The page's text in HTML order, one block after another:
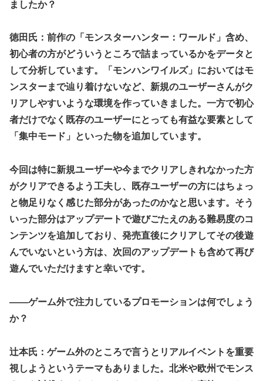
ましたか？
徳田氏：前作の「モンスターハンター：ワールド」含め、
初心者の方がどういうところで詰まっているかをデータと
して分析しています。「モンハンワイルズ」においてはモ
ンスターまで辿り着けないなど、新規のユーザーさんがク
リアしやすいような環境を作っていきました。一方で初心
者だけでなく既存のユーザーにとっても有益な要素として
「集中モード」といった物を追加しています。
今回は特に新規ユーザーや今までクリアしきれなかった方
がクリアできるよう工夫し、既存ユーザーの方にはちょっ
と物足りなく感じた部分があったのかなと思います。そう
いった部分はアップデートで遊びごたえのある難易度のコ
ンテンツを追加しており、発売直後にクリアしてその後遊
んでいないという方は、次回のアップデートも含めて再び
遊んでいただけますと幸いです。
――ゲーム外で注力しているプロモーションは何でしょう
か？
辻本氏：ゲーム外のところで言うとリアルイベントを重要
視しようというテーマもありました。北米や欧州でモンス